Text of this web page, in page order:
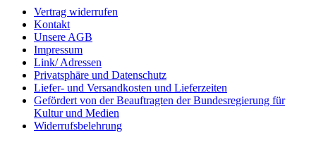
Vertrag widerrufen
Kontakt
Unsere AGB
Impressum
Link/ Adressen
Privatsphäre und Datenschutz
Liefer- und Versandkosten und Lieferzeiten
Gefördert von der Beauftragten der Bundesregierung für
Kultur und Medien
Widerrufsbelehrung